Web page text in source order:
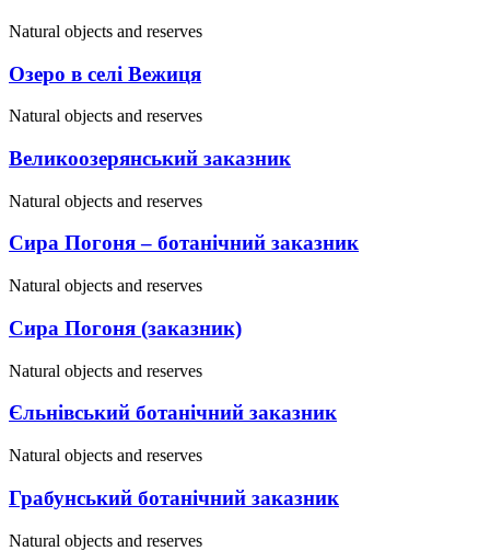
Natural objects and reserves
Озеро в селі Вежиця
Natural objects and reserves
Великоозерянський заказник
Natural objects and reserves
Сира Погоня – ботанічний заказник
Natural objects and reserves
Сира Погоня (заказник)
Natural objects and reserves
Єльнівський ботанічний заказник
Natural objects and reserves
Грабунський ботанічний заказник
Natural objects and reserves